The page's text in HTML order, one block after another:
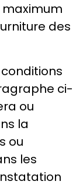
des
ci-
ou
la
ou
les